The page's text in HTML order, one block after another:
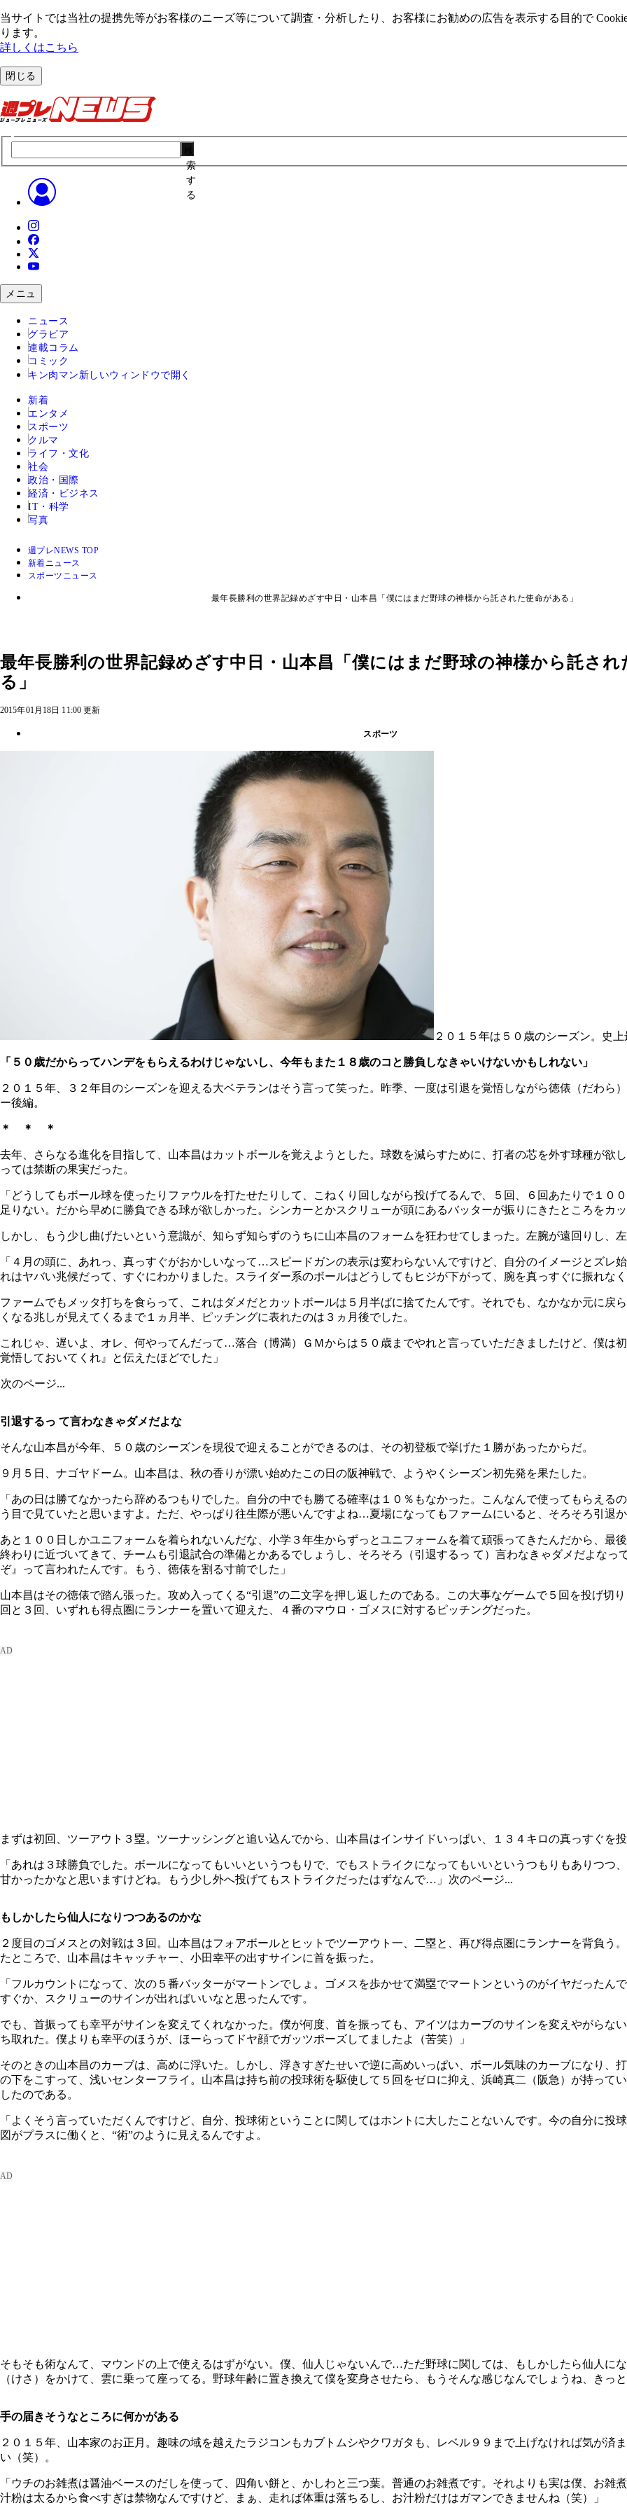
当サイトでは当社の提携先等がお客様のニーズ等について調査・分析したり、お客様にお勧めの広告を表⽰する⽬的で
ります。
詳しくはこちら
閉じる
索
す
る
メニュ
ニュース
グラビア
連載コラム
コミック
キン肉マン 新しいウィンドウで開く
新着
エンタメ
スポーツ
クルマ
ライフ・文化
社会
政治・国際
経済・ビジネス
IT・科学
写真
週プレNEWS TOP
新着ニュース
スポーツニュース
最年長勝利の世界記録めざす中日・山本昌「僕にはまだ野球の神様から託された使命がある」
最年長勝利の世界記録めざす中日・山本昌「僕にはまだ野球の神様から託され
る」
2015年01月18日 11:00 更新
スポーツ
２０１５年は５０歳のシーズン。史
「５０歳だからってハンデをもらえるわけじゃないし、今年もまた１８歳のコと勝負しなきゃいけないかもしれない」
２０１５年、３２年目のシーズンを迎える大ベテランはそう言って笑った。昨季、一度は引退を覚悟しながら徳俵（だわら
ー後編。
＊ ＊ ＊
去年、さらなる進化を目指して、山本昌はカットボールを覚えようとした。球数を減らすために、打者の芯を外す球種が欲
っては禁断の果実だった。
「どうしてもボール球を使ったりファウルを打たせたりして、こねくり回しながら投げてるんで、５回、６回あたりで１
足りない。だから早めに勝負できる球が欲しかった。シンカーとかスクリューが頭にあるバッターが振りにきたところをカ
しかし、もう少し曲げたいという意識が、知らず知らずのうちに山本昌のフォームを狂わせてしまった。左腕が遠回りし、
「４月の頭に、あれっ、真っすぐがおかしいなって…スピードガンの表示は変わらないんですけど、自分のイメージとズレ
れはヤバい兆候だって、すぐにわかりました。スライダー系のボールはどうしてもヒジが下がって、腕を真っすぐに振れなく
ファームでもメッタ打ちを食らって、これはダメだとカットボールは５月半ばに捨てたんです。それでも、なかなか元に戻
くなる兆しが見えてくるまで１ヵ月半、ピッチングに表れたのは３ヵ月後でした。
これじゃ、遅いよ、オレ、何やってんだって…落合（博満）ＧＭからは５０歳までやれと言っていただきましたけど、僕は
覚悟しておいてくれ』と伝えたほどでした」
次のページ...
引退するっ て言わなきゃダメだよな
そんな山本昌が今年、５０歳のシーズンを現役で迎えることができるのは、その初登板で挙げた１勝があったからだ。
９月５日、ナゴヤドーム。山本昌は、秋の香りが漂い始めたこの日の阪神戦で、ようやくシーズン初先発を果たした。
「あの日は勝てなかったら辞めるつもりでした。自分の中でも勝てる確率は１０％もなかった。こんなんで使ってもらえ
う目で見ていたと思いますよ。ただ、やっぱり往生際が悪いんですよね…夏場になってもファームにいると、そろそろ引退
あと１００日しかユニフォームを着られないんだな、小学３年生からずっとユニフォームを着て頑張ってきたんだから、
終わりに近づいてきて、チームも引退試合の準備とかあるでしょうし、そろそろ（引退するっ て）言わなきゃダメだよな
ぞ』って言われたんです。もう、徳俵を割る寸前でした」
山本昌はその徳俵で踏ん張った。攻め入ってくる“引退”の二文字を押し返したのである。この大事なゲームで５回を投げ切
回と３回、いずれも得点圏にランナーを置いて迎えた、４番のマウロ・ゴメスに対するピッチングだった。
まずは初回、ツーアウト３塁。ツーナッシングと追い込んでから、山本昌はインサイドいっぱい、１３４キロの真っすぐを
「あれは３球勝負でした。ボールになってもいいというつもりで、でもストライクになってもいいというつもりもありつつ
甘かったかなと思いますけどね。もう少し外へ投げてもストライクだったはずなんで…」
次のページ...
もしかしたら仙人になりつつあるのかな
２度目のゴメスとの対戦は３回。山本昌はフォアボールとヒットでツーアウト一、二塁と、再び得点圏にランナーを背負う
たところで、山本昌はキャッチャー、小田幸平の出すサインに首を振った。
「フルカウントになって、次の５番バッターがマートンでしょ。ゴメスを歩かせて満塁でマートンというのがイヤだったん
すぐか、スクリューのサインが出ればいいなと思ったんです。
でも、首振っても幸平がサインを変えてくれなかった。僕が何度、首を振っても、アイツはカーブのサインを変えやがらな
ち取れた。僕よりも幸平のほうが、ほーらってドヤ顔でガッツポーズしてましたよ（苦笑）」
そのときの山本昌のカーブは、高めに浮いた。しかし、浮きすぎたせいで逆に高めいっぱい、ボール気味のカーブになり、
の下をこすって、浅いセンターフライ。山本昌は持ち前の投球術を駆使して５回をゼロに抑え、浜崎真二（阪急）が持って
したのである。
「よくそう言っていただくんですけど、自分、投球術ということに関してはホントに大したことないんです。今の自分に
図がプラスに働くと、“術”のように見えるんですよ。
そもそも術なんて、マウンドの上で使えるはずがない。僕、仙人じゃないんで…ただ野球に関しては、もしかしたら仙人に
（けさ）をかけて、雲に乗って座ってる。野球年齢に置き換えて僕を変身させたら、もうそんな感じなんでしょうね、きっと
手の届きそうなところに何かがある
２０１５年、山本家のお正月。趣味の域を越えたラジコンもカブトムシやクワガタも、レベル９９まで上げなければ気が
い（笑）。
「ウチのお雑煮は醤油ベースのだしを使って、四角い餅と、かしわと三つ葉。普通のお雑煮です。それよりも実は僕、お雑
汁粉は太るから食べすぎは禁物なんですけど、まぁ、走れば体重は落ちるし、お汁粉だけはガマンできませんね（笑）」